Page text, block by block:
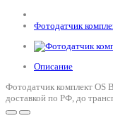
Фотодатчик
Описание
Фотодатчик комплект
доставкой по РФ, до